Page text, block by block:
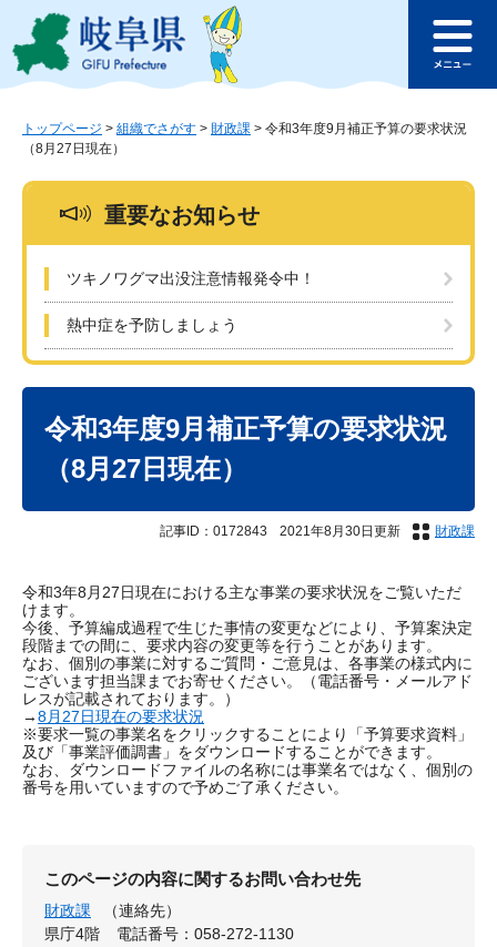
ジ
ュ
このページの本文へ
ュ
トップページ > 組織でさがす > 財政課 > 令和3年度9月補正予算の要求状況
（8月27日現在）
重要なお知らせ
ツキノワグマ出没注意情報発令中！
熱中症を予防しましょう
令和3年度9月補正予算の要求状況
（8月27日現在）
記事ID：0172843 2021年8月30日更新 財政課
令和3年8月27日現在における主な事業の要求状況をご覧いただ
けます。
今後、予算編成過程で生じた事情の変更などにより、予算案決定
段階までの間に、要求内容の変更等を行うことがあります。
なお、個別の事業に対するご質問・ご意見は、各事業の様式内に
ございます担当課までお寄せください。（電話番号・メールアド
レスが記載されております。）
→8月27日現在の要求状況
※要求一覧の事業名をクリックすることにより「予算要求資料」
及び「事業評価調書」をダウンロードすることができます。
なお、ダウンロードファイルの名称には事業名ではなく、個別の
番号を用いていますので予めご了承ください。
このページの内容に関するお問い合わせ先
財政課
（連絡先）
県庁4階
電話番号：058-272-1130